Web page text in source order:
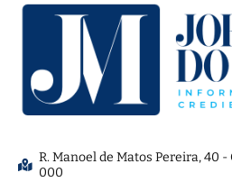
R. Manoel de Matos Pereira, 40 -
000